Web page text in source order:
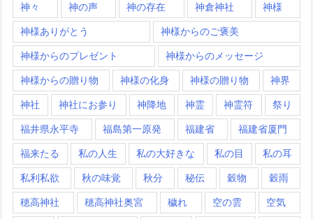
神々 神の声 神の存在 神倉神社 神様
神様ありがとう 神様からのご褒美
神様からのプレゼント 神様からのメッセージ
神様からの贈り物 神様の化身 神様の贈り物 神界
神社 神社にお参り 神降地 神霊 神霊符 祭り
福井県永平寺 福島第一原発 福建省 福建省厦門
福来たる 私の人生 私の大好きな 私の目 私の耳
私利私欲 秋の味覚 秋分 秘伝 穀物 穀雨
穂高神社 穂高神社奥宮 穢れ 空の雲 空気